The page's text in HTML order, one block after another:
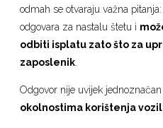
odmah se otvaraju važna
odgovara za nastalu štetu i
odbiti isplatu zato što za
zaposlenik
Odgovor nije uvijek
okolnostima korištenja